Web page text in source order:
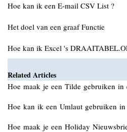
Hoe kan ik een E-mail CSV List ?
Het doel van een graaf Functie
Hoe kan ik Excel 's
Related Articles
Hoe maak je een Tilde gebruiken
Hoe kan ik een Umlaut gebruiken
Hoe maak je een Holiday